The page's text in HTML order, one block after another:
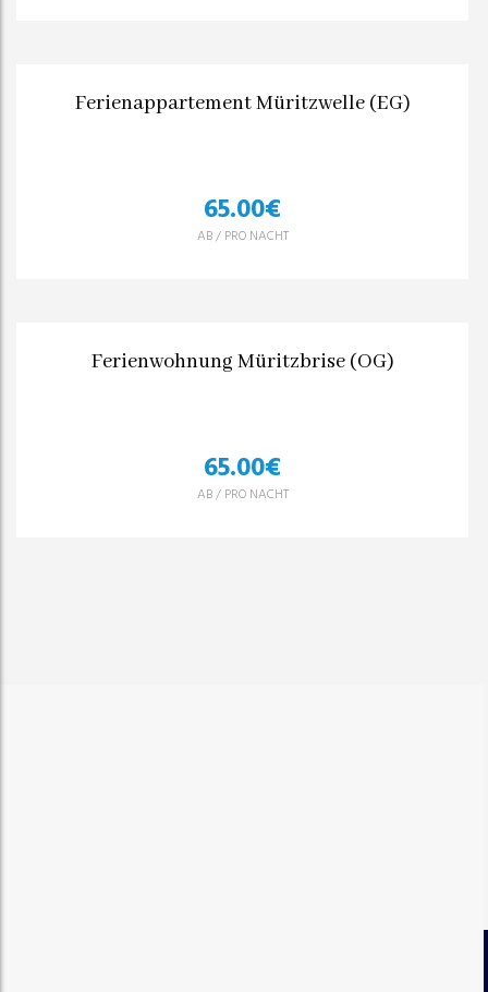
Ferienappartement Müritzwelle (EG)
65.00€
AB/ PRO NACHT
Ferienwohnung Müritzbrise (OG)
65.00€
AB/ PRO NACHT